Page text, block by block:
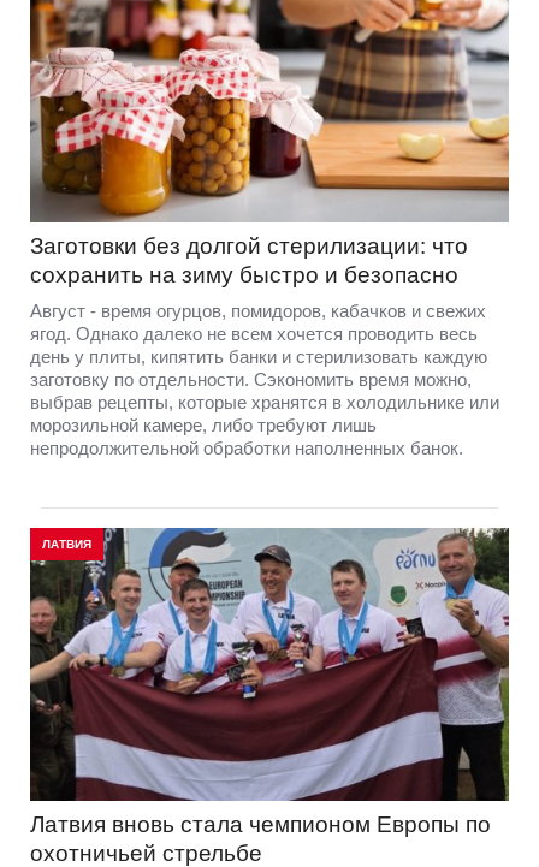
Заготовки без долгой стерилизации: что
сохранить на зиму быстро и безопасно
Август - время огурцов, помидоров, кабачков и свежих
ягод. Однако далеко не всем хочется проводить весь
день у плиты, кипятить банки и стерилизовать каждую
заготовку по отдельности. Сэкономить время можно,
выбрав рецепты, которые хранятся в холодильнике или
морозильной камере, либо требуют лишь
непродолжительной обработки наполненных банок.
ЛАТВИЯ
Латвия вновь стала чемпионом Европы по
охотничьей стрельбе